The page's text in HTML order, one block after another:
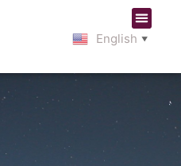
English ▼